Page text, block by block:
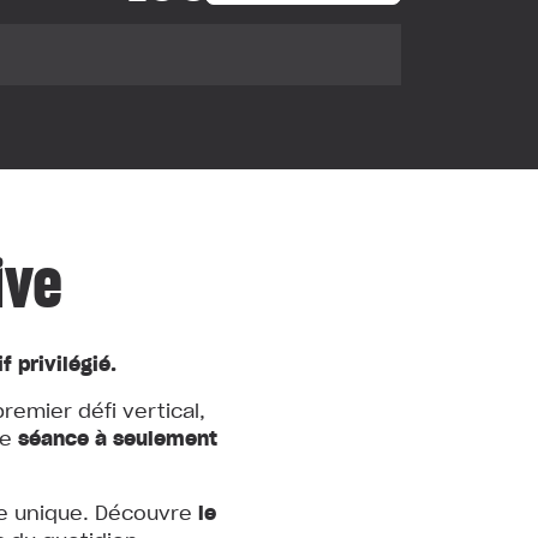
privilégié.
défi vertical,
séance à seulement
unique. Découvre le